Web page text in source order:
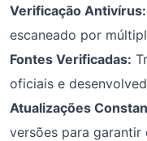
Verificação Antivírus:
escaneado por
Fontes Verificadas:
oficiais e
Atualizações
versões para garantir